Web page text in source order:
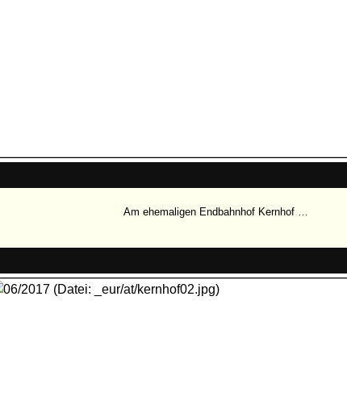
Am ehemaligen Endbahnhof Kernhof …